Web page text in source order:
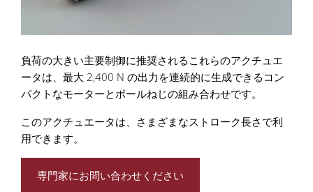
負荷の大きい主要制御に推奨されるこれらのアクチュエ
ータは、最大 2,400 N の出力を連続的に生成できるコン
パクトなモーターとボールねじの組み合わせです。
このアクチュエータは、さまざまなストローク長さで利
用できます。
専門家にお問い合わせください